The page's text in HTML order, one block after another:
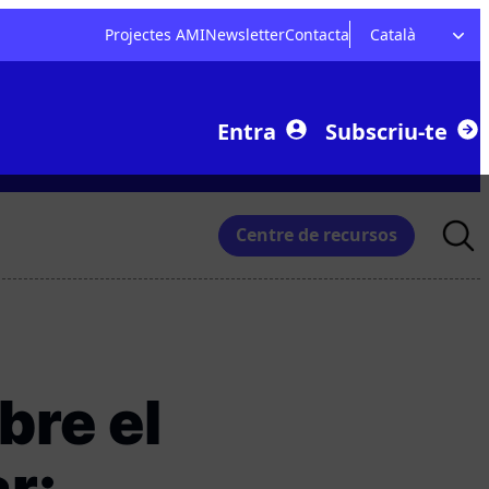
Projectes AMINewsletterContacta Català
Entra Subscriu-te
Centre de recursos
for:
el